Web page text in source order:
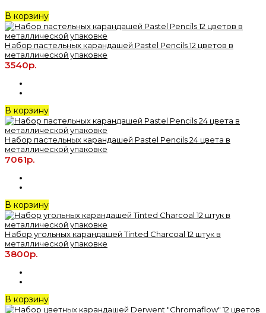
В корзину
Набор пастельных карандашей Pastel Pencils 12 цветов в
металлической упаковке
3540р.
В корзину
Набор пастельных карандашей Pastel Pencils 24 цвета в
металлической упаковке
7061р.
В корзину
Набор угольных карандашей Tinted Charcoal 12 штук в
металлической упаковке
3800р.
В корзину